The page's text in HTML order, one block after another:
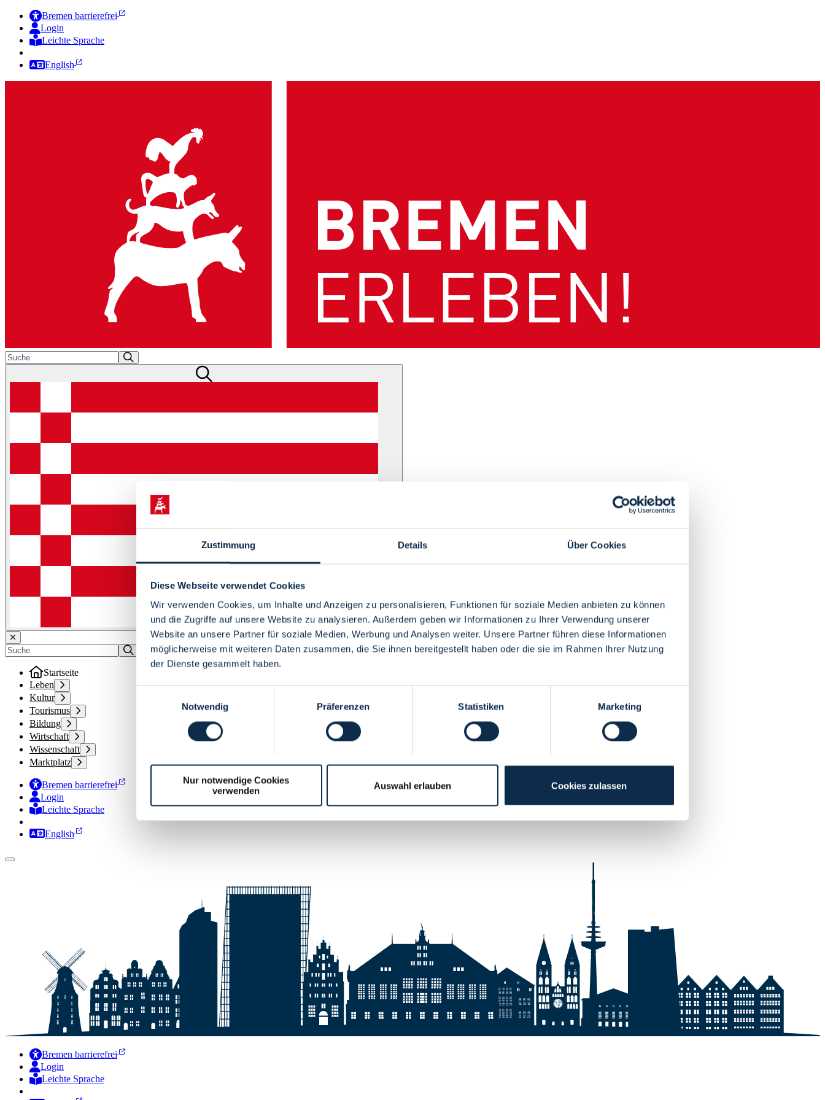
Zustimmung Details Über Cookies
Diese Webseite verwendet Cookies
Wir verwenden Cookies, um Inhalte und Anzeigen zu personalisieren, Funktionen für soziale Medien anbieten zu können
und die Zugriffe auf unsere Website zu analysieren. Außerdem geben wir Informationen zu Ihrer Verwendung unserer
Website an unsere Partner für soziale Medien, Werbung und Analysen weiter. Unsere Partner führen diese Informationen
möglicherweise mit weiteren Daten zusammen, die Sie ihnen bereitgestellt haben oder die sie im Rahmen Ihrer Nutzung
der Dienste gesammelt haben.
Notwendig
Präferenzen Statistiken Marketing
Nur notwendige Cookies
verwenden
Auswahl erlauben Cookies zulassen
Bremen barrierefrei
Login
Leichte Sprache
English
Menü
Startseite
Leben
Kultur
Tourismus
Bildung
Wirtschaft
Wissenschaft
Marktplatz
Bremen barrierefrei
Login
Leichte Sprache
Zur Deutschen Gebärdensprache
English
Bremen barrierefrei
Login
Leichte Sprache